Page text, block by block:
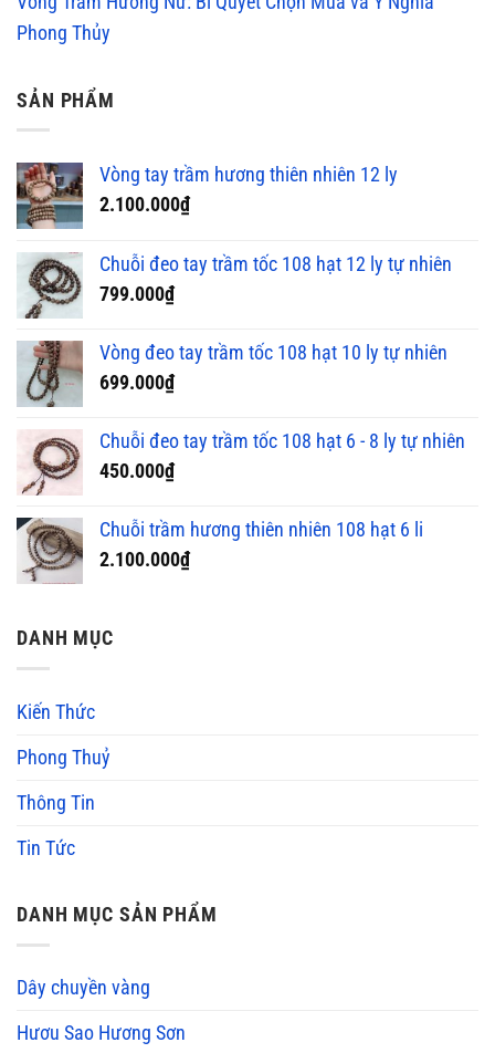
Phong Thủy
SẢN PHẨM
Vòng tay trầm hương thiên nhiên 12 ly
2.100.000₫
Chuỗi đeo tay trầm tốc 108 hạt 12 ly tự nhiên
799.000₫
Vòng đeo tay trầm tốc 108 hạt 10 ly tự nhiên
699.000₫
Chuỗi đeo tay trầm tốc 108 hạt 6 - 8 ly tự nhiên
450.000₫
Chuỗi trầm hương thiên nhiên 108 hạt 6 li
2.100.000₫
DANH MỤC
Kiến Thức
Phong Thuỷ
Thông Tin
Tin Tức
DANH MỤC SẢN PHẨM
Dây chuyền vàng
Hươu Sao Hương Sơn